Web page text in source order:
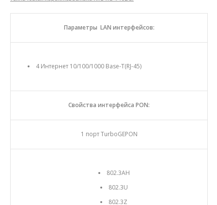
Параметры LAN интерфейсов:
4 Интернет 10/100/1000 Base-T(RJ-45)
Свойства интерфейса PON:
1 порт TurboGEPON
802.3AH
802.3U
802.3Z